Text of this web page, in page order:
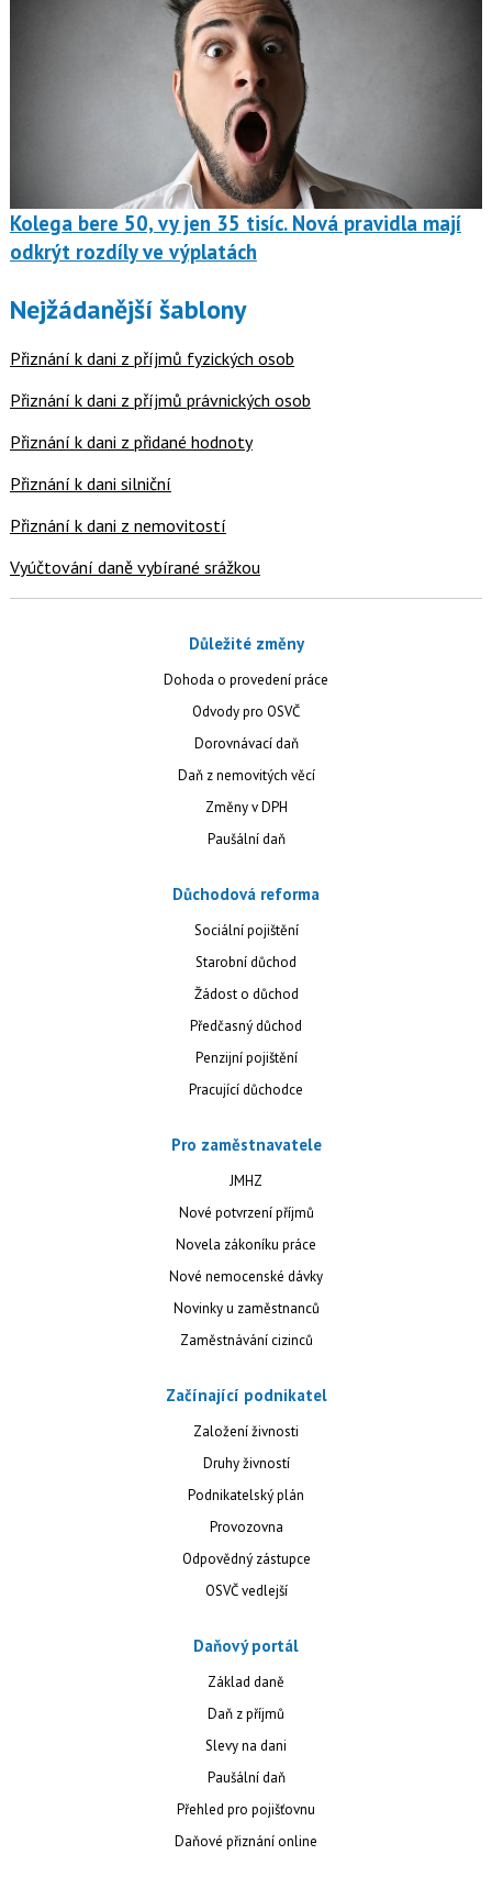
Kolega bere 50, vy jen 35 tisíc. Nová pravidla mají
odkrýt rozdíly ve výplatách
Nejžádanější šablony
Přiznání k dani z příjmů fyzických osob
Přiznání k dani z příjmů právnických osob
Přiznání k dani z přidané hodnoty
Přiznání k dani silniční
Přiznání k dani z nemovitostí
Vyúčtování daně vybírané srážkou
Důležité změny
Dohoda o provedení práce
Odvody pro OSVČ
Dorovnávací daň
Daň z nemovitých věcí
Změny v DPH
Paušální daň
Důchodová reforma
Sociální pojištění
Starobní důchod
Žádost o důchod
Předčasný důchod
Penzijní pojištění
Pracující důchodce
Pro zaměstnavatele
JMHZ
Nové potvrzení příjmů
Novela zákoníku práce
Nové nemocenské dávky
Novinky u zaměstnanců
Zaměstnávání cizinců
Začínající podnikatel
Založení živnosti
Druhy živností
Podnikatelský plán
Provozovna
Odpovědný zástupce
OSVČ vedlejší
Daňový portál
Základ daně
Daň z příjmů
Slevy na dani
Paušální daň
Přehled pro pojišťovnu
Daňové přiznání online